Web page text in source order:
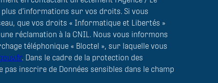
d’informations sur vos droits. Si vous
que vos droits « Informatique et Libertés »
réclamation à la CNIL. Nous vous informons
téléphonique « Bloctel », sur laquelle vous
. Dans le cadre de la protection des
inscrire de Données sensibles dans le champ